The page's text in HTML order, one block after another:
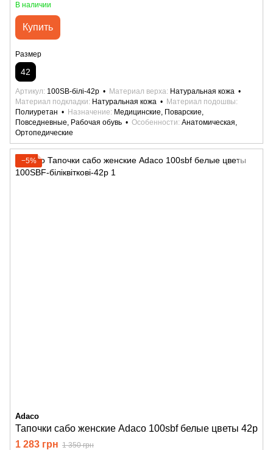
В наличии
Купить
Размер
42
Артикул 100SB-білі-42р Материал верха Натуральная кожа
Материал подкладки
Натуральная кожа
Материал подошвы
Полиуретан
Назначение
Медицинские, Поварские,
Повседневные, Рабочая обувь
Особенности Анатомическая,
Ортопедические
−5%
Adaco
Тапочки сабо женские Adaco 100sbf белые цветы 42р
1 283 грн 1 350 грн